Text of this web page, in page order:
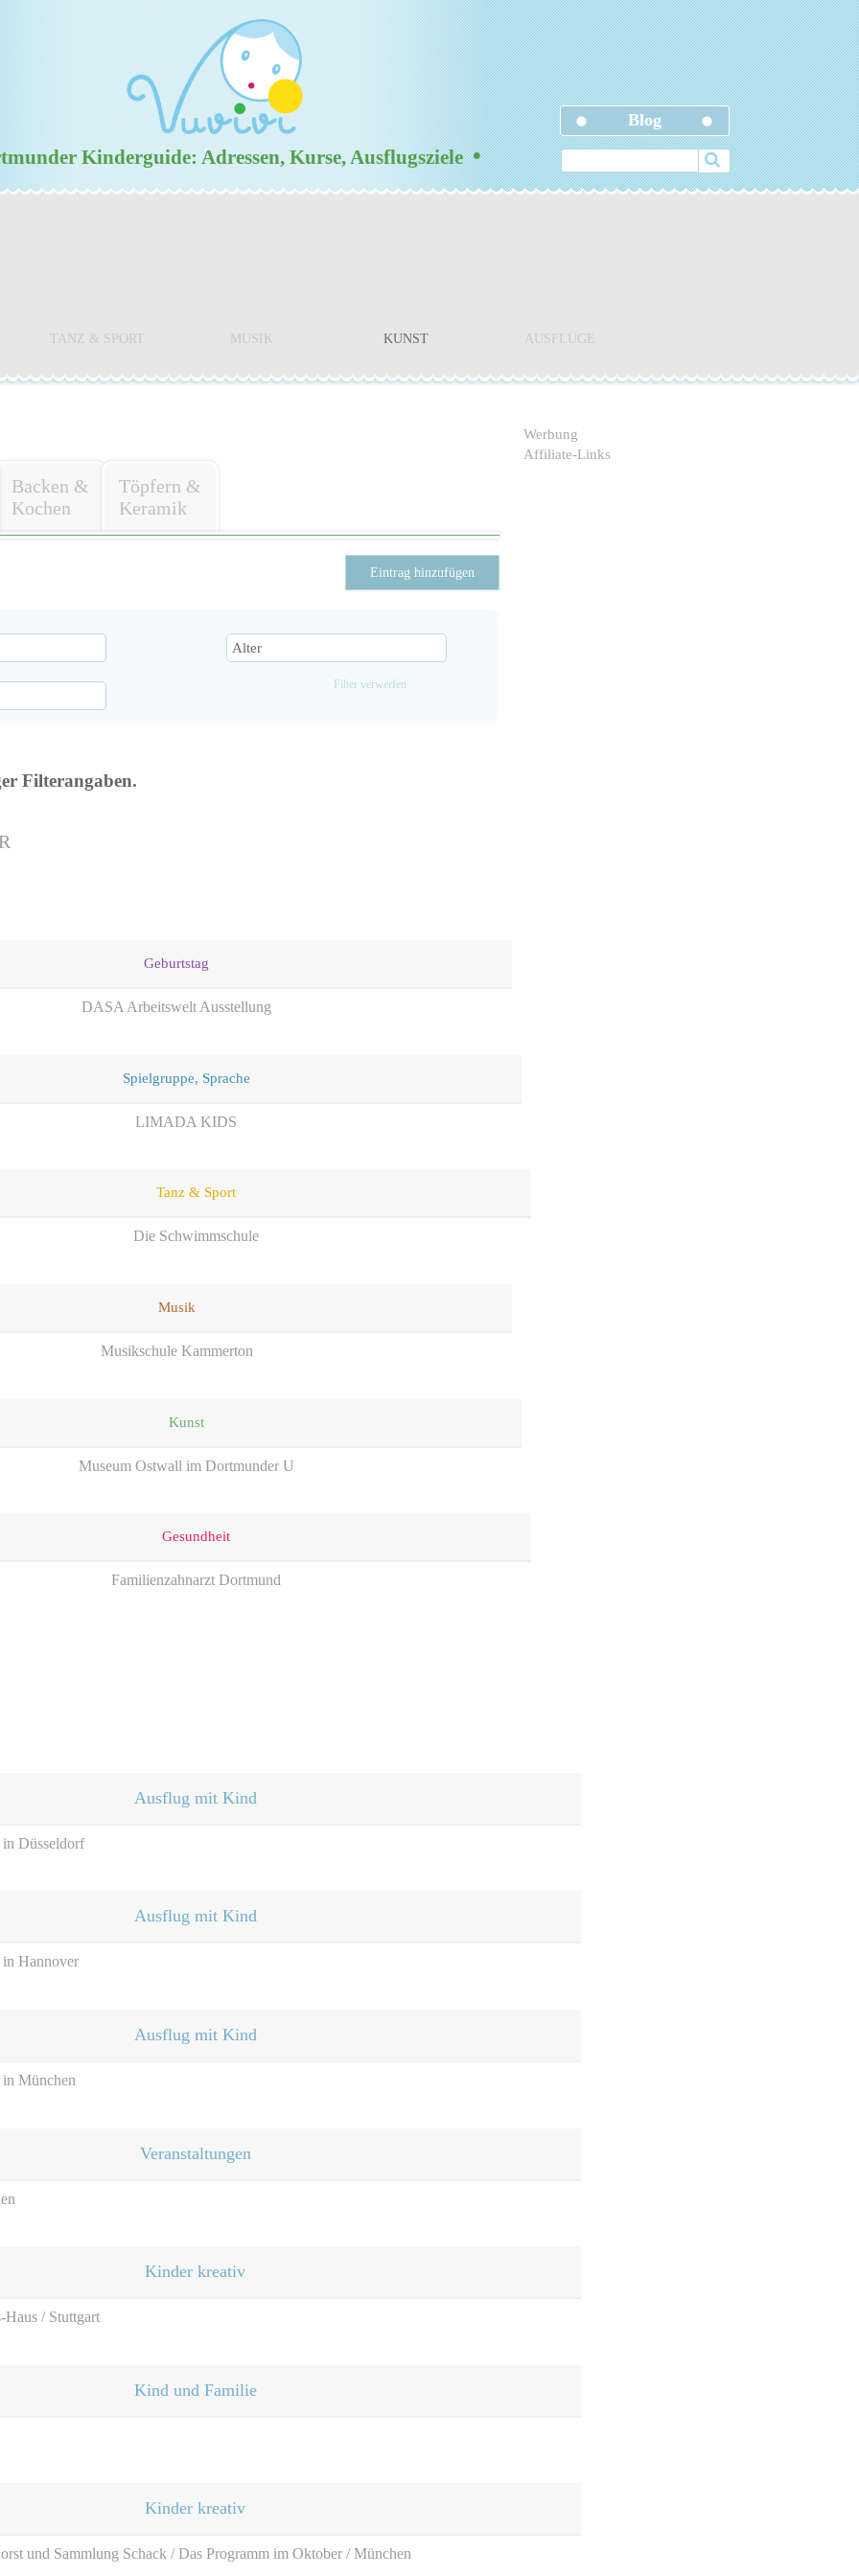
Blog
Kinderguide: Adressen, Kurse, Ausflugsziele•
TANZ & SPORT MUSIK KUNST AUSFLÜGE
Backen &
Kochen
Töpfern &
Keramik
Eintrag hinzufügen
Filter verwerfen
Filterangaben.
Geburtstag
DASA Arbeitswelt Ausstellung
Spielgruppe, Sprache
LIMADA KIDS
Tanz & Sport
Die Schwimmschule
Musik
Musikschule Kammerton
Kunst
Museum Ostwall im Dortmunder U
Gesundheit
Familienzahnarzt Dortmund
Ausflug mit Kind
Düsseldorf
Ausflug mit Kind
Hannover
Ausflug mit Kind
München
Veranstaltungen
Kinder kreativ
/ Stuttgart
Kind und Familie
Kinder kreativ
und Sammlung Schack / Das Programm im Oktober / München
Werbung
Affiliate-Links